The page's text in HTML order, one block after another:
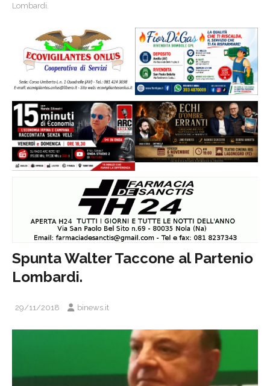
Lombardi.
Spunta Walter Taccone al Partenio
Lombardi.
29/11/2018 binews.it